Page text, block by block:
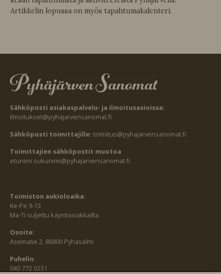
Artikkelin lopussa on myös tapahtumakalenteri.
Sähköposti asiakaspalvelu- ja ilmoitusasioissa:
ilmoitukset@pyhajarvensanomat.fi
Sähköposti toimittajille: toimitus@pyhajarvensanomat.fi
Toimittajien sähköpostit muotoa
etunimi.sukunimi@pyhajarvensanomat.fi
Toimiston aukioloaika:
Ke-Pe 9-13
Ma-Ti suljettu käyntiasiakkailta
Osoite:
Asematie 2, 86800 Pyhäsalmi
Puhelin:
040 772 0231